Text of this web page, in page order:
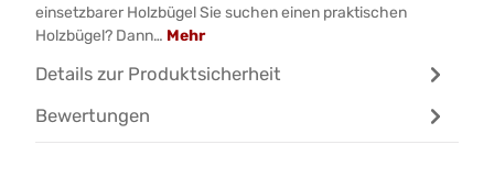
einsetzbarer Holzbügel Sie suchen einen praktischen
Holzbügel? Dann… Mehr
Details zur Produktsicherheit
Bewertungen